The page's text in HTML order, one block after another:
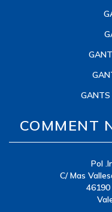
GANTS
COMMENT
Pol
C/ Mas